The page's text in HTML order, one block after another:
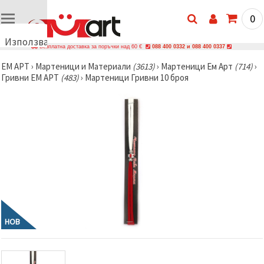
Използваме
🍪
Използваме
съгласие,
да
анализираме
трафика и
да
показваме
0
Безплатна доставка за поръчки над 60 € 088 400 0332 и 088 400 0337
ЕМ АРТ › Мартеници и Материали (3613)› Мартеници Ем Арт (714)›
Гривни ЕМ АРТ (483)› Мартеници Гривни 10 броя
НОВ